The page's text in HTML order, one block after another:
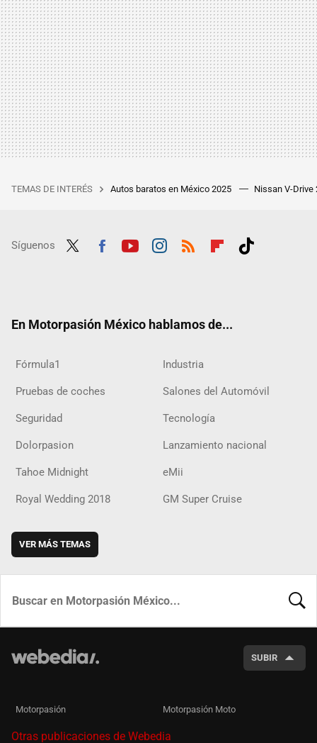
TEMAS DE INTERÉS Autos baratos en México 2025 Nissan V-Drive
Síguenos
En Motorpasión México hablamos de...
Fórmula1 Industria
Pruebas de coches Salones del Automóvil
Seguridad Tecnología
Dolorpasion Lanzamiento nacional
Tahoe Midnight eMii
Royal Wedding 2018 GM Super Cruise
VER MÁS TEMAS
SUBIR
Motorpasión Motorpasión Moto
Otras publicaciones de Webedia